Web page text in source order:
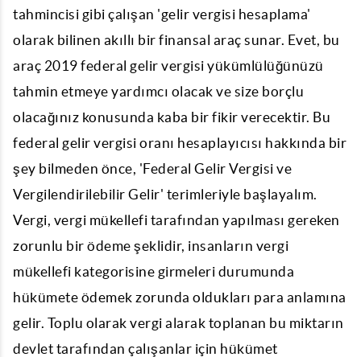
tahmincisi gibi çalışan 'gelir vergisi hesaplama'
olarak bilinen akıllı bir finansal araç sunar. Evet, bu
araç 2019 federal gelir vergisi yükümlülüğünüzü
tahmin etmeye yardımcı olacak ve size borçlu
olacağınız konusunda kaba bir fikir verecektir. Bu
federal gelir vergisi oranı hesaplayıcısı hakkında bir
şey bilmeden önce, 'Federal Gelir Vergisi ve
Vergilendirilebilir Gelir' terimleriyle başlayalım.
Vergi, vergi mükellefi tarafından yapılması gereken
zorunlu bir ödeme şeklidir, insanların vergi
mükellefi kategorisine girmeleri durumunda
hükümete ödemek zorunda oldukları para anlamına
gelir. Toplu olarak vergi alarak toplanan bu miktarın
devlet tarafından çalışanlar için hükümet